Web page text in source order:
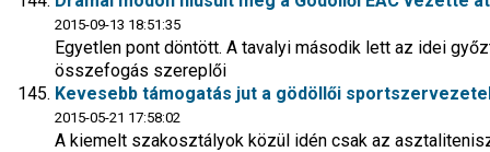
2015-09-13 18:51:35
Egyetlen pont döntött. A tavalyi második lett az idei
összefogás szereplői
Kevesebb támogatás jut a gödöllői
2015-05-21 17:58:02
A kiemelt szakosztályok közül idén csak az